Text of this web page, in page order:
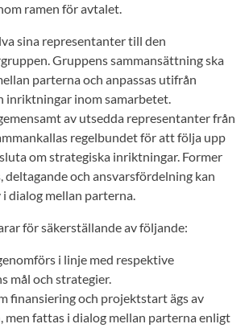
ramen för avtalet.
sina representanter till den
Gruppens sammansättning ska
parterna och anpassas utifrån
inriktningar inom samarbetet.
av utsedda representanter från
regelbundet för att följa upp
om strategiska inriktningar. Former
deltagande och ansvarsfördelning kan
dialog mellan parterna.
för säkerställande av följande:
i linje med respektive
mål och strategier.
finansiering och projektstart ägs av
men fattas i dialog mellan parterna enligt